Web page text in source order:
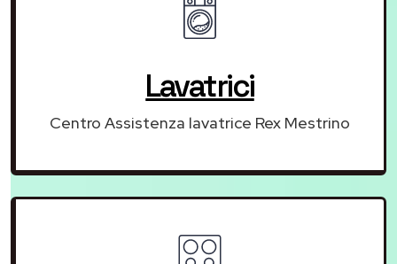
Lavatrici
Centro Assistenza lavatrice Rex Mestrino